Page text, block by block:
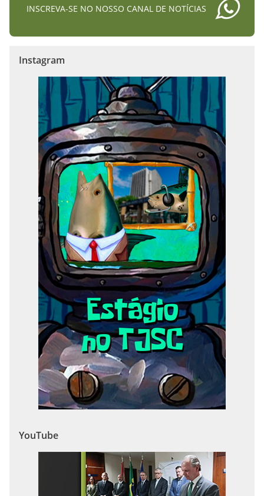
INSCREVA-SE NO NOSSO CANAL DE NOTÍCIAS
Instagram
YouTube